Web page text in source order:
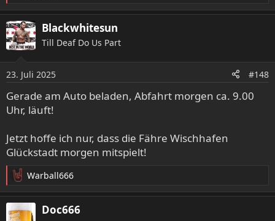
a
k
t
i
o
n
e
n
:
Blackwhitesun
Till Deaf Do Us Part
23. Juli 2025 #148
Gerade am Auto beladen, Abfahrt morgen ca. 9.00
Uhr, läuft!
Jetzt hoffe ich nur, dass die Fähre Wischhafen
Glückstadt morgen mitspielt!
R
e
a
k
Warball666
Doc666